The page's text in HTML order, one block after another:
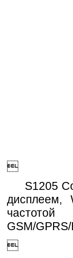

S1205
дисплеем,
GSM/
